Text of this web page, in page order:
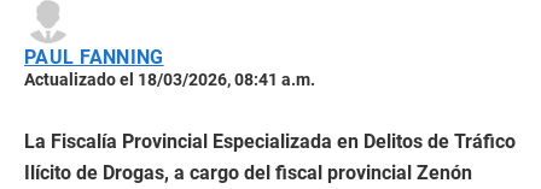
PAUL FANNING
Actualizado el 18/03/2026, 08:41 a.m.
La Fiscalía Provincial Especializada en Delitos de Tráfico
Ilícito de Drogas, a cargo del fiscal provincial Zenón